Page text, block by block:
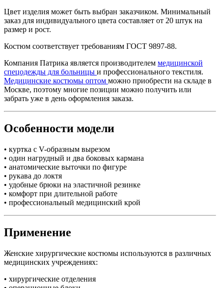
Цвет изделия может быть выбран заказчиком. Минимальный
заказ для индивидуального цвета составляет от 20 штук на
размер и рост.
Костюм соответствует требованиям ГОСТ 9897-88.
Компания Патрика является производителем медицинской
спецодежды для больницы и профессионального текстиля.
Медицинские костюмы оптом можно приобрести на складе в
Москве, поэтому многие позиции можно получить или
забрать уже в день оформления заказа.
Особенности модели
• куртка с V-образным вырезом
• один нагрудный и два боковых кармана
• анатомические выточки по фигуре
• рукава до локтя
• удобные брюки на эластичной резинке
• комфорт при длительной работе
• профессиональный медицинский крой
Применение
Женские хирургические костюмы используются в различных
медицинских учреждениях:
• хирургические отделения